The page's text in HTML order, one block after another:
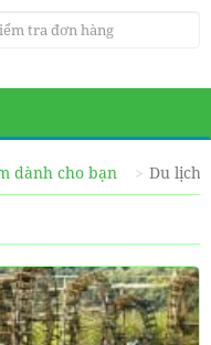
dành cho bạn
Du lịch